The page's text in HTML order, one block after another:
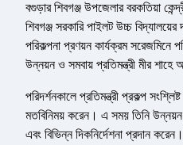
বগুড়ার শিবগঞ্জ উপজেলার বরকতিয়া
শিবগঞ্জ সরকারি পাইলট উচ্চ
পরিকল্পনা প্রণয়ন কার্যক্রম সরেজমিনে
উন্নয়ন ও সমবায় প্রতিমন্ত্রী মীর
পরিদর্শনকালে প্রতিমন্ত্রী প্রকল্প
মতবিনিময় করেন। এ সময় তিনি
এবং বিভিন্ন দিকনির্দেশনা প্রদান করেন।